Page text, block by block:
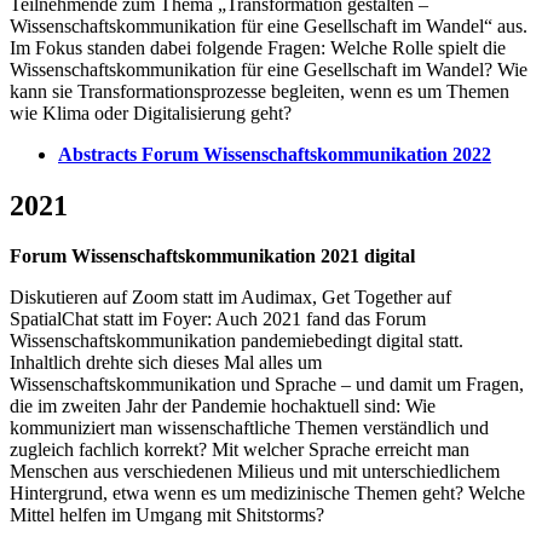
Wissenschaftskommunikation für eine Gesellschaft im Wandel“ aus.
Im Fokus standen dabei folgende Fragen: Welche Rolle spielt die
Wissenschaftskommunikation für eine Gesellschaft im Wandel? Wie
kann sie Transformationsprozesse begleiten, wenn es um Themen
wie Klima oder Digitalisierung geht?
Abstracts Forum Wissenschaftskommunikation 2022
2021
Forum Wissenschaftskommunikation 2021 digital
Diskutieren auf Zoom statt im Audimax, Get Together auf
SpatialChat statt im Foyer: Auch 2021 fand das Forum
Wissenschaftskommunikation pandemiebedingt digital statt.
Inhaltlich drehte sich dieses Mal alles um
Wissenschaftskommunikation und Sprache – und damit um Fragen,
die im zweiten Jahr der Pandemie hochaktuell sind: Wie
kommuniziert man wissenschaftliche Themen verständlich und
zugleich fachlich korrekt? Mit welcher Sprache erreicht man
Menschen aus verschiedenen Milieus und mit unterschiedlichem
Hintergrund, etwa wenn es um medizinische Themen geht? Welche
Mittel helfen im Umgang mit Shitstorms?